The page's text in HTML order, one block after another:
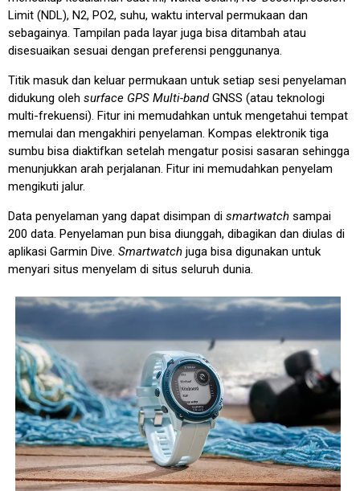
Limit (NDL), N2, PO2, suhu, waktu interval permukaan dan
sebagainya. Tampilan pada layar juga bisa ditambah atau
disesuaikan sesuai dengan preferensi penggunanya.
Titik masuk dan keluar permukaan untuk setiap sesi penyelaman
didukung oleh surface GPS Multi-bandGNSS (atau teknologi
multi-frekuensi). Fitur ini memudahkan untuk mengetahui tempat
memulai dan mengakhiri penyelaman. Kompas elektronik tiga
sumbu bisa diaktifkan setelah mengatur posisi sasaran sehingga
menunjukkan arah perjalanan. Fitur ini memudahkan penyelam
mengikuti jalur.
Data penyelaman yang dapat disimpan di smartwatch sampai
200 data. Penyelaman pun bisa diunggah, dibagikan dan diulas di
aplikasi Garmin Dive. Smartwatch juga bisa digunakan untuk
menyari situs menyelam di situs seluruh dunia.